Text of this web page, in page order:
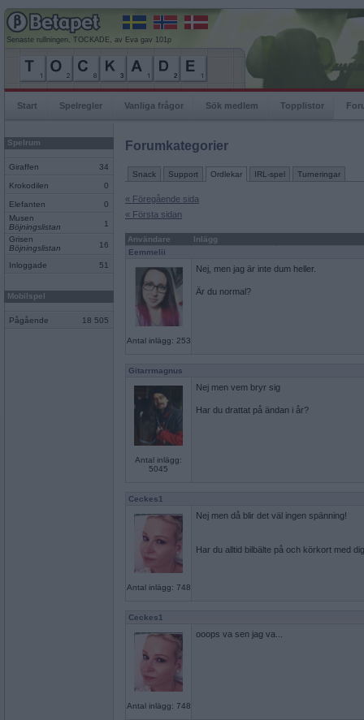
Senaste rullningen, TOCKADE, av Eva gav 101p
Start Spelregler Vanliga frågor Sök medlem Topplistor
Spelrum
Giraffen 34
Krokodilen 0
Elefanten
0
Musen
Böjningslistan
1
Grisen
Böjningslistan
16
Inloggade 51
Mobilspel
Pågående 18 505
Forumkategorier
Snack Support Ordlekar IRL-spel Turneringar
« Föregående sida
« Första sidan
Användare
Inlägg
Eemmelii
Antal inlägg: 253
Nej, men jag är inte dum heller.
Är du normal?
Gitarrmagnus
Antal inlägg:
5045
Nej men vem bryr sig
Har du drattat på ändan i år?
Ceckes1
Antal inlägg: 748
Nej men då blir det väl ingen spänning!
Har du alltid bilbälte på och körkort med
Ceckes1
Antal inlägg: 748
ooops va sen jag va...